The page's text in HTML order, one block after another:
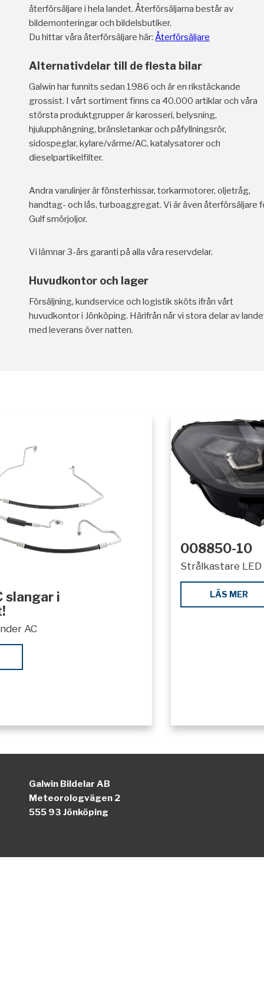
återförsäljare i hela landet. Återförsäljarna består av
bildemonteringar och bildelsbutiker.
Du hittar våra återförsäljare här: Återförsäljare
Alternativdelar till de flesta bilar
Galwin har funnits sedan 1986 och är en rikstäckande
grossist. I vårt sortiment finns ca 40.000 artiklar och våra
största produktgrupper är karosseri, belysning,
hjulupphängning, bränsletankar och påfyllningsrör,
sidospeglar, kylare/värme/AC, katalysatorer och
dieselpartikelfilter.
Andra varulinjer är fönsterhissar, torkarmotorer, oljetråg,
handtag- och lås, turboaggregat. Vi är även återförsäljare
Gulf smörjoljor.
Vi lämnar 3-års garanti på alla våra reservdelar.
Huvudkontor och lager
Försäljning, kundservice och logistik sköts ifrån vårt
huvudkontor i Jönköping. Härifrån når vi stora delar av
med leverans över natten.
slangar i
AC
008850-10
Strålkastare LED
LÄS MER
Galwin Bildelar AB
Meteorologvägen 2
555 93 Jönköping